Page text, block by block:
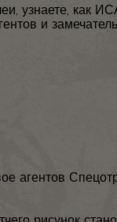
узнаете, как
и
агентов